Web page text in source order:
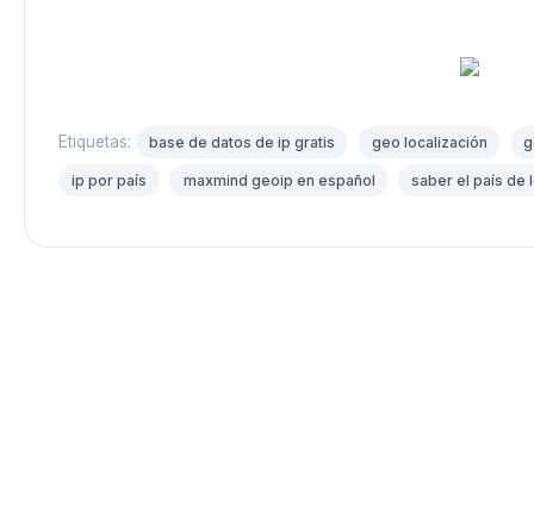
Etiquetas: base de datos de ip gratis geo localización
ip por país maxmind geoip en español saber el país de